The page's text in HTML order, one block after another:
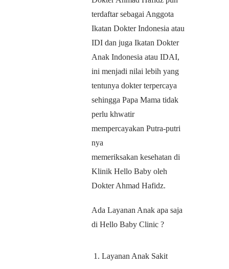
terdaftar sebagai Anggota
Ikatan Dokter Indonesia atau
IDI dan juga Ikatan Dokter
Anak Indonesia atau IDAI,
ini menjadi nilai lebih yang
tentunya dokter terpercaya
sehingga Papa Mama tidak
perlu khwatir
mempercayakan Putra-putri
nya
memeriksakan kesehatan di
Klinik Hello Baby oleh
Dokter Ahmad Hafidz.
Ada Layanan Anak apa saja
di Hello Baby Clinic ?
Layanan Anak Sakit